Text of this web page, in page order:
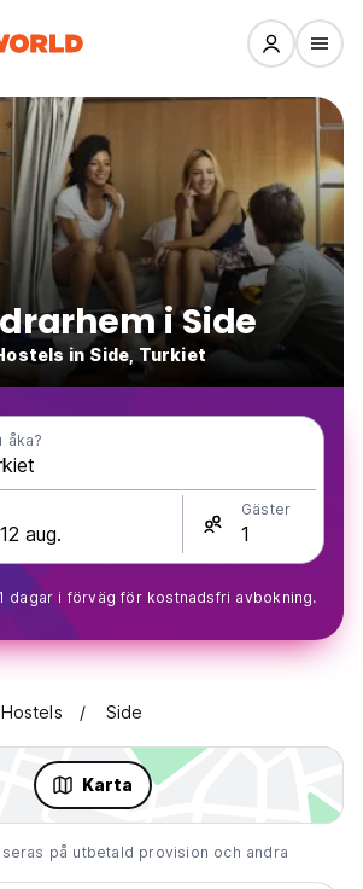
i Side
in Side, Turkiet
åka?
Gäster
dagar i förväg för kostnadsfri avbokning.
Side
Karta
på utbetald provision och andra